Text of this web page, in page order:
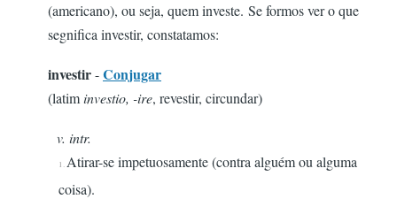
(americano), ou seja, quem investe. Se formos ver o que
segnifica investir, constatamos:
investir-Conjugar
(latiminvestio, -ire, revestir, circundar)
v. intr.
1. Atirar-se impetuosamente (contra alguém ou alguma
coisa).